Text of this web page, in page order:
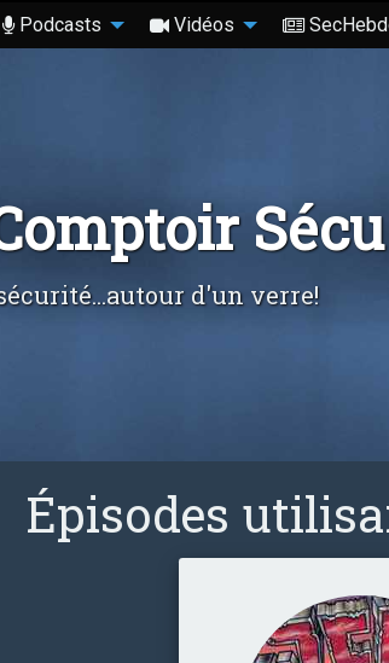
Podcasts Vidéos
Sécu
d'un verre!
Épisodes